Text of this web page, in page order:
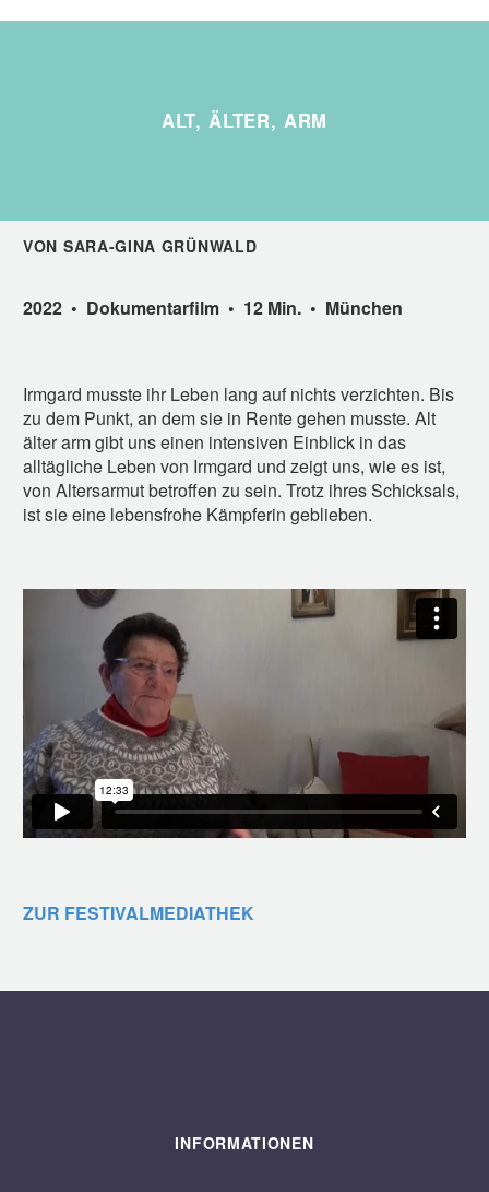
ALT, ÄLTER, ARM
VON SARA-GINA GRÜNWALD
2022 • Dokumentarfilm • 12 Min. • München
Irmgard musste ihr Leben lang auf nichts verzichten. Bis
zu dem Punkt, an dem sie in Rente gehen musste. Alt
älter arm gibt uns einen intensiven Einblick in das
alltägliche Leben von Irmgard und zeigt uns, wie es ist,
von Altersarmut betroffen zu sein. Trotz ihres Schicksals,
ist sie eine lebensfrohe Kämpferin geblieben.
ZUR FESTIVALMEDIATHEK
INFORMATIONEN